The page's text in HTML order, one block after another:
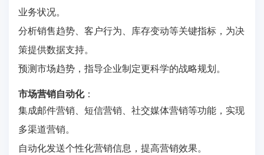
业务状况。
分析销售趋势、客户行为、库存变动等关键指标，为决
策提供数据支持。
预测市场趋势，指导企业制定更科学的战略规划。
市场营销自动化：
集成邮件营销、短信营销、社交媒体营销等功能，实现
多渠道营销。
自动化发送个性化营销信息，提高营销效果。